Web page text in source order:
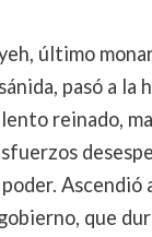
último
pasó a la
reinado,
Ascendió
que